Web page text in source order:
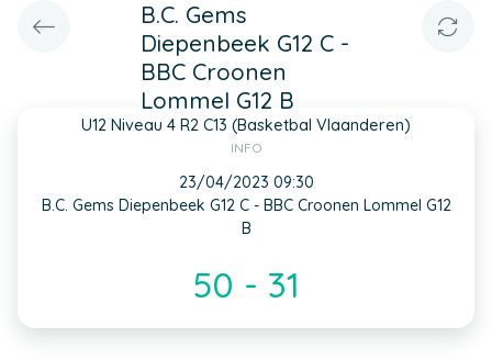
B.C. Gems
Diepenbeek G12 C -
BBC Croonen
Lommel G12 B
U12 Niveau 4 R2 C13 (Basketbal Vlaanderen)
INFO
23/04/2023 09:30
B.C. Gems Diepenbeek G12 C - BBC Croonen Lommel G12
B
50 - 31